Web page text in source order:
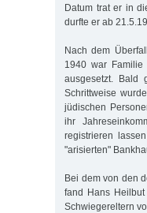
Datum trat er in
durfte er ab
Nach dem
1940 war Familie
ausgesetzt. Bald
Schrittweise
jüdischen
ihr
registrieren
"arisierten"
Bei dem von den
fand Hans
Schwiegereltern